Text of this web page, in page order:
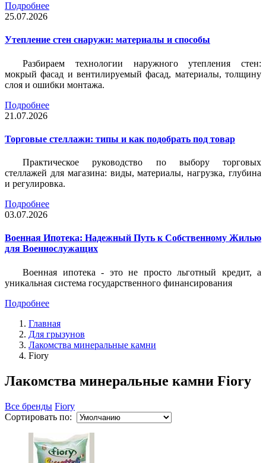
Подробнее
25.07.2026
Утепление стен снаружи: материалы и способы
Разбираем технологии наружного утепления стен:
мокрый фасад и вентилируемый фасад, материалы, толщину
слоя и ошибки монтажа.
Подробнее
21.07.2026
Торговые стеллажи: типы и как подобрать под товар
Практическое руководство по выбору торговых
стеллажей для магазина: виды, материалы, нагрузка, глубина
и регулировка.
Подробнее
03.07.2026
Военная Ипотека: Надежный Путь к Собственному Жилью
для Военнослужащих
Военная ипотека - это не просто льготный кредит, а
уникальная система государственного финансирования
Подробнее
Главная
Для грызунов
Лакомства минеральные камни
Fiory
Лакомства минеральные камни Fiory
Все бренды Fiory
Сортировать по: